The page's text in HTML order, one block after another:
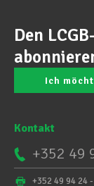
Den
Ich
Kontakt
+352 49
+352 49 94 24